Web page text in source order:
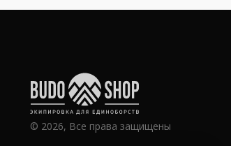
© 2026, Все права защищены